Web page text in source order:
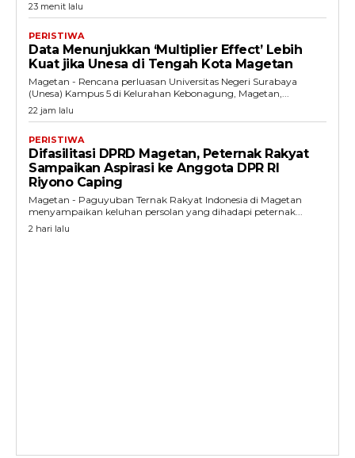
23 menit lalu
PERISTIWA
Data Menunjukkan ‘Multiplier Effect’ Lebih
Kuat jika Unesa di Tengah Kota Magetan
Magetan - Rencana perluasan Universitas Negeri Surabaya
(Unesa) Kampus 5 di Kelurahan Kebonagung, Magetan,...
22 jam lalu
PERISTIWA
Difasilitasi DPRD Magetan, Peternak Rakyat
Sampaikan Aspirasi ke Anggota DPR RI
Riyono Caping
Magetan - Paguyuban Ternak Rakyat Indonesia di Magetan
menyampaikan keluhan persolan yang dihadapi peternak...
2 hari lalu